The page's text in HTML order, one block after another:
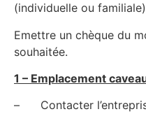
(individuelle ou
Emettre un chèque du
souhaitée.
1 – Emplacement
– Contacter